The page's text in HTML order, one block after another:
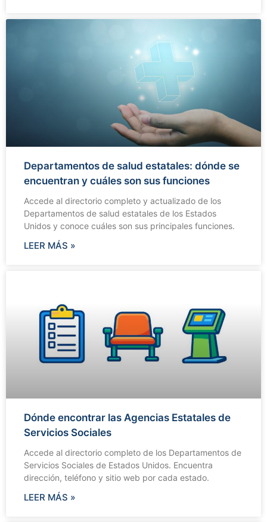
Departamentos de salud estatales: dónde se
encuentran y cuáles son sus funciones
Accede al directorio completo y actualizado de los
Departamentos de salud estatales de los Estados
Unidos y conoce cuáles son sus principales funciones.
LEER MÁS »
Dónde encontrar las Agencias Estatales de
Servicios Sociales
Accede al directorio completo de los Departamentos de
Servicios Sociales de Estados Unidos. Encuentra
dirección, teléfono y sitio web por cada estado.
LEER MÁS »